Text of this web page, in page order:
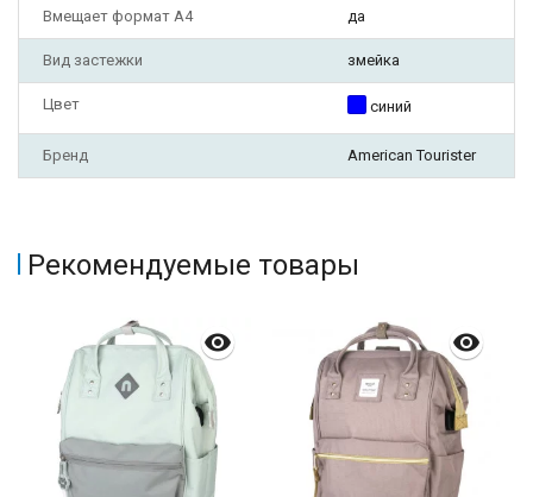
Вмещает формат А4 да
Вид застежки змейка
Цвет синий
Бренд American Tourister
Рекомендуемые товары